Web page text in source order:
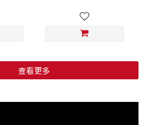
查看更多